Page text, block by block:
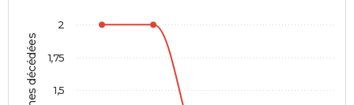
1,5
1,75
2